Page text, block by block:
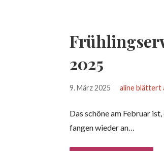
2025
9. März 2025 aline blättert
Das schöne am Februar
fangen wieder an…